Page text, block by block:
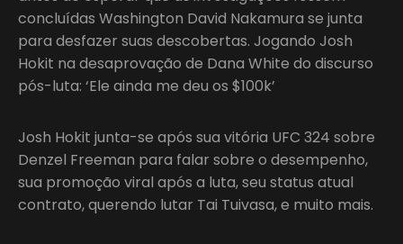
concluídas Washington David Nakamura se junta
para desfazer suas descobertas. Jogando Josh
Hokit na desaprovação de Dana White do discurso
pós-luta: ‘Ele ainda me deu os $100k’
Josh Hokit junta-se após sua vitória UFC 324 sobre
Denzel Freeman para falar sobre o desempenho,
sua promoção viral após a luta, seu status atual
contrato, querendo lutar Tai Tuivasa, e muito mais.